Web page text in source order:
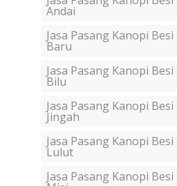
Andai
Jasa Pasang Kanopi
Baru
Jasa Pasang Kanopi
Bilu
Jasa Pasang Kanopi
Jingah
Jasa Pasang Kanopi
Lulut
Jasa Pasang Kanopi